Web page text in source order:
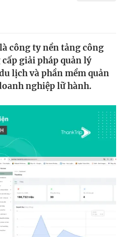
công ty nền tảng công
giải pháp quản lý
lịch và phần mềm quản
nghiệp lữ hành.